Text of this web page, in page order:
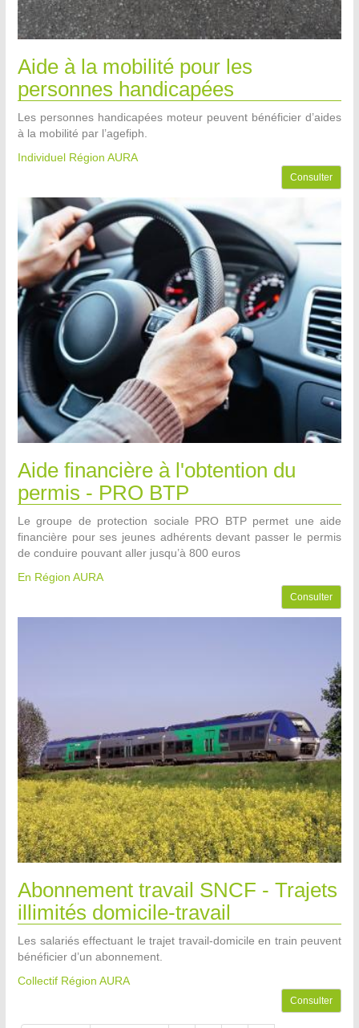
Aide à la mobilité pour les
personnes handicapées
Les personnes handicapées moteur peuvent bénéficier d’aides
à la mobilité par l’agefiph.
Individuel Région AURA
Consulter
Aide financière à l'obtention du
permis - PRO BTP
Le groupe de protection sociale PRO BTP permet une aide
financière pour ses jeunes adhérents devant passer le permis
de conduire pouvant aller jusqu’à 800 euros
En Région AURA
Consulter
Abonnement travail SNCF - Trajets
illimités domicile-travail
Les salariés effectuant le trajet travail-domicile en train peuvent
bénéficier d’un abonnement.
Collectif Région AURA
Consulter